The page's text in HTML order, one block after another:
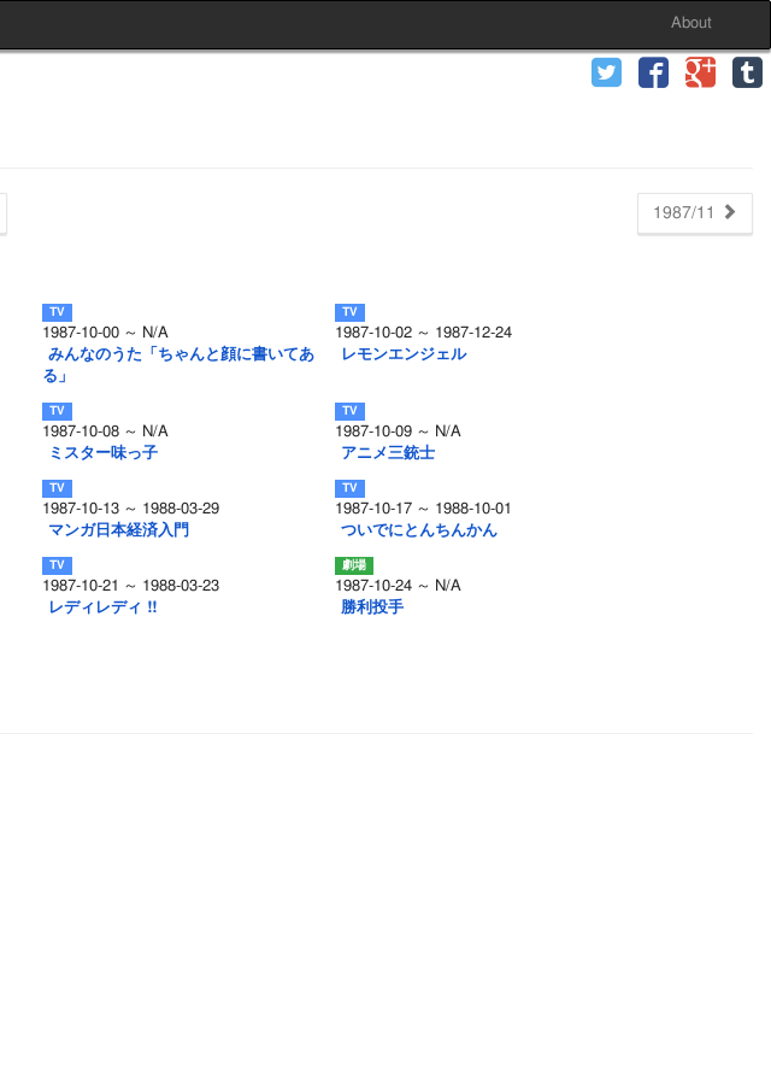
About
1987/11
1987-10-00 ～ N/A
みんなのうた「ちゃんと顔に書いてあ
る」
1987-10-02 ～ 1987-12-24
レモンエンジェル
1987-10-08 ～ N/A
ミスター味っ子
1987-10-09 ～ N/A
アニメ三銃士
1987-10-13 ～ 1988-03-29
マンガ日本経済入門
1987-10-17 ～ 1988-10-01
ついでにとんちんかん
1987-10-21 ～ 1988-03-23
レディレディ !!
1987-10-24 ～ N/A
勝利投手